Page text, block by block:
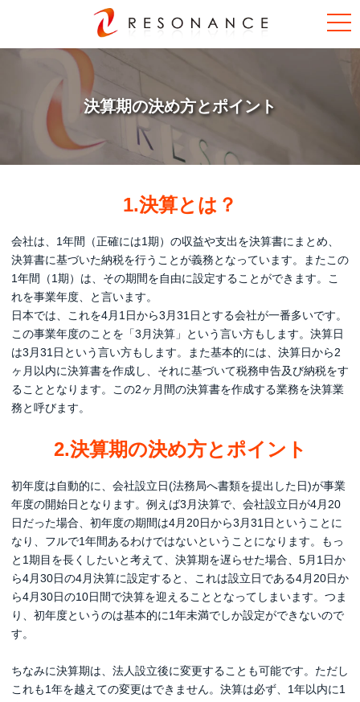
決算期の決め方とポイント
1.決算とは？
会社は、1年間（正確には1期）の収益や支出を決算書にまとめ、
決算書に基づいた納税を行うことが義務となっています。またこの
1年間（1期）は、その期間を自由に設定することができます。こ
れを事業年度、と言います。
日本では、これを4月1日から3月31日とする会社が一番多いです。
この事業年度のことを「3月決算」という言い方もします。決算日
は3月31日という言い方もします。また基本的には、決算日から2
ヶ月以内に決算書を作成し、それに基づいて税務申告及び納税をす
ることとなります。この2ヶ月間の決算書を作成する業務を決算業
務と呼びます。
2.決算期の決め方とポイント
初年度は自動的に、会社設立日(法務局へ書類を提出した日)が事業
年度の開始日となります。例えば3月決算で、会社設立日が4月20
日だった場合、初年度の期間は4月20日から3月31日ということに
なり、フルで1年間あるわけではないということになります。もっ
と1期目を長くしたいと考えて、決算期を遅らせた場合、5月1日か
ら4月30日の4月決算に設定すると、これは設立日である4月20日か
ら4月30日の10日間で決算を迎えることとなってしまいます。つま
り、初年度というのは基本的に1年未満でしか設定ができないので
す。
ちなみに決算期は、法人設立後に変更することも可能です。ただし
これも1年を越えての変更はできません。決算は必ず、1年以内に1